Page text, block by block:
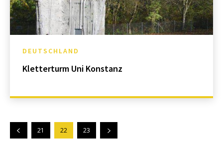
DEUTSCHLAND
Kletterturm Uni Konstanz
21 22 23